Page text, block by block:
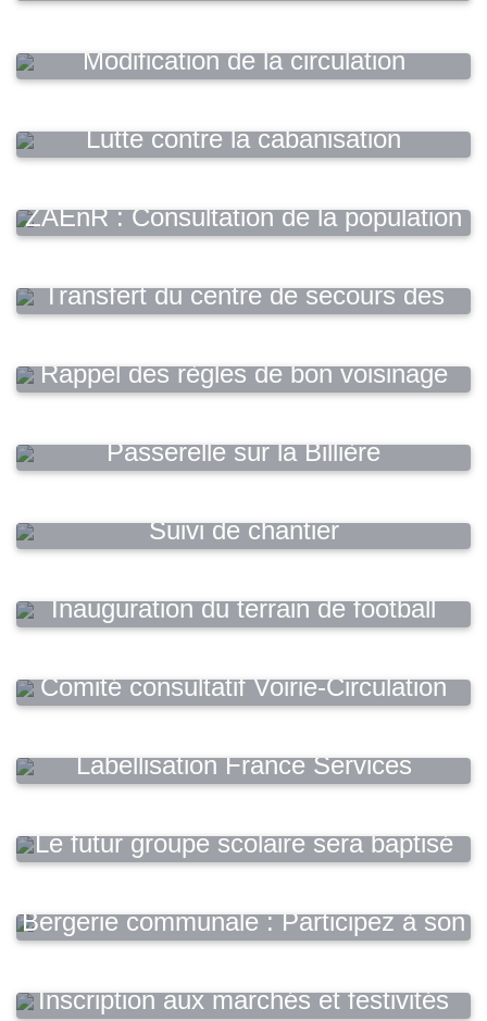
Modification de la circulation
Lutte contre la cabanisation
ZAEnR : Consultation de la population
Transfert du centre de secours des
sapeurs-pompiers
Rappel des règles de bon voisinage
Passerelle sur la Billière
Suivi de chantier
Inauguration du terrain de football
rénové
Comité consultatif Voirie-Circulation
Labellisation France Services
Le futur groupe scolaire sera baptisé
"Ecole Eliette Bonnel"
Bergerie communale : Participez à son
avenir !
Inscription aux marchés et festivités